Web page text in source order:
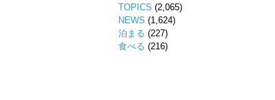
TOPICS (2,065)
NEWS (1,624)
泊まる (227)
食べる (216)